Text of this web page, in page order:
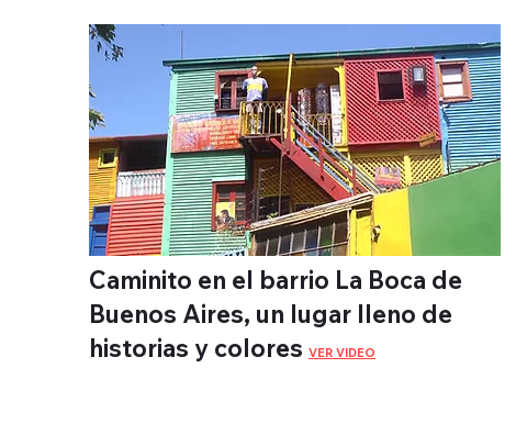
Caminito en el barrio La Boca de
Buenos Aires, un lugar lleno de
historias y colores VER VIDEO